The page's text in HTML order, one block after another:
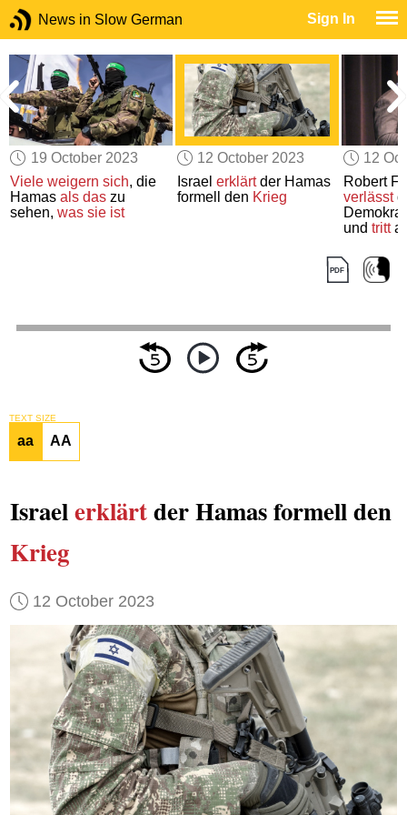
News in Slow German Sign In
19 October 2023
Viele weigern sich, die
Hamasals das zu
sehen,was sie ist
12 October 2023
Israel erklärtder Hamas
formell den Krieg
12
Robert F.
verlässt
und tritt
für das
TEXT SIZE
aa AA
Israelerklärtder Hamas formell den
Krieg
12 October 2023